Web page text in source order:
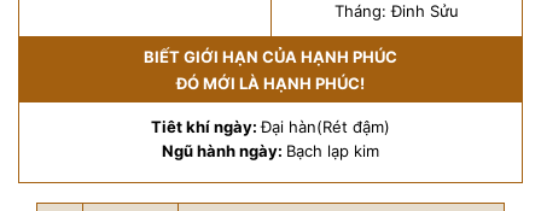
Tháng: Đinh Sửu
BIẾT GIỚI HẠN CỦA HẠNH PHÚC
ĐÓ MỚI LÀ HẠNH PHÚC!
Tiêt khí ngày:Đại hàn(Rét đậm)
Ngũ hành ngày: Bạch lạp kim